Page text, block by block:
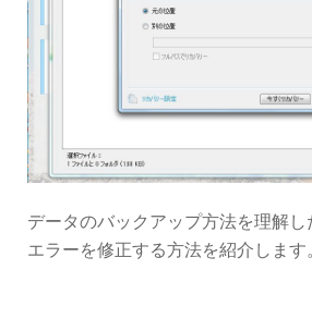
データのバックアップ方法を理解
エラーを修正する方法を紹介します